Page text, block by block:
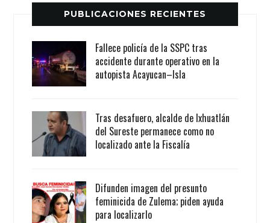
PUBLICACIONES RECIENTES
Fallece policía de la SSPC tras
accidente durante operativo en la
autopista Acayucan–Isla
Tras desafuero, alcalde de Ixhuatlán
del Sureste permanece como no
localizado ante la Fiscalía
Difunden imagen del presunto
feminicida de Zulema; piden ayuda
para localizarlo